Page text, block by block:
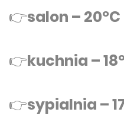
👉salon – 20ºC
👉kuchnia –
👉sypialnia –